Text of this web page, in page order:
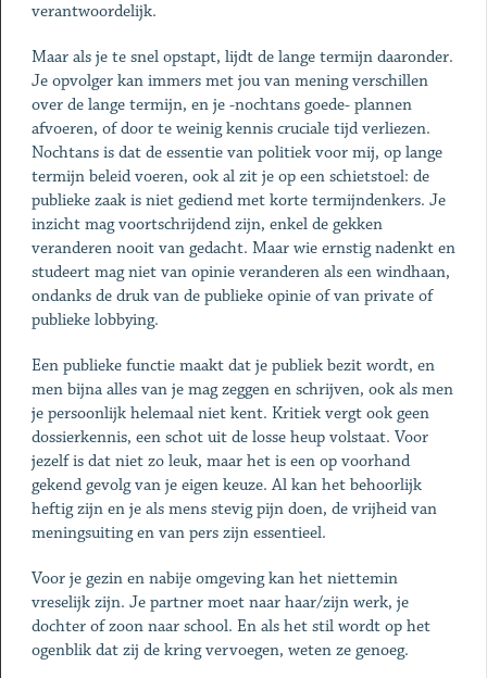
verantwoordelijk.
Maar als je te snel opstapt, lijdt de lange termijn daaronder.
Je opvolger kan immers met jou van mening verschillen
over de lange termijn, en je -nochtans goede- plannen
afvoeren, of door te weinig kennis cruciale tijd verliezen.
Nochtans is dat de essentie van politiek voor mij, op lange
termijn beleid voeren, ook al zit je op een schietstoel: de
publieke zaak is niet gediend met korte termijndenkers. Je
inzicht mag voortschrijdend zijn, enkel de gekken
veranderen nooit van gedacht. Maar wie ernstig nadenkt en
studeert mag niet van opinie veranderen als een windhaan,
ondanks de druk van de publieke opinie of van private of
publieke lobbying.
Een publieke functie maakt dat je publiek bezit wordt, en
men bijna alles van je mag zeggen en schrijven, ook als men
je persoonlijk helemaal niet kent. Kritiek vergt ook geen
dossierkennis, een schot uit de losse heup volstaat. Voor
jezelf is dat niet zo leuk, maar het is een op voorhand
gekend gevolg van je eigen keuze. Al kan het behoorlijk
heftig zijn en je als mens stevig pijn doen, de vrijheid van
meningsuiting en van pers zijn essentieel.
Voor je gezin en nabije omgeving kan het niettemin
vreselijk zijn. Je partner moet naar haar/zijn werk, je
dochter of zoon naar school. En als het stil wordt op het
ogenblik dat zij de kring vervoegen, weten ze genoeg.